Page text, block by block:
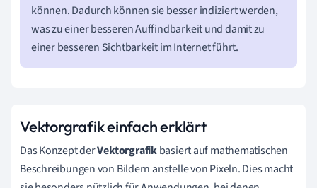
können. Dadurch können sie besser indiziert werden,
was zu einer besseren Auffindbarkeit und damit zu
einer besseren Sichtbarkeit im Internet führt.
Vektorgrafik einfach erklärt
Das Konzept derVektorgrafikbasiert auf mathematischen
Beschreibungen von Bildern anstelle von Pixeln. Dies macht